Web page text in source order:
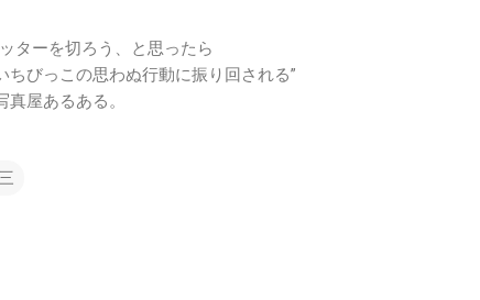
ターを切ろう、と思ったら
ちびっこの思わぬ行動に振り回される”
真屋あるある。